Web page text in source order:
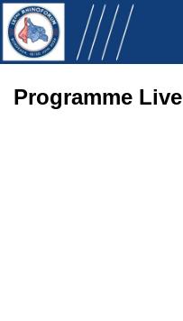
Programme Live